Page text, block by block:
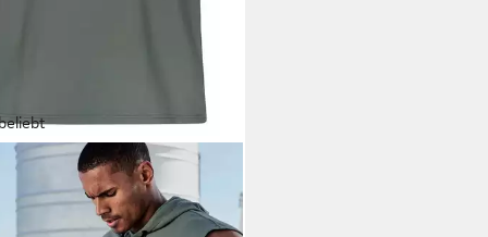
Kapuzenpullover mit
und Kordelzug